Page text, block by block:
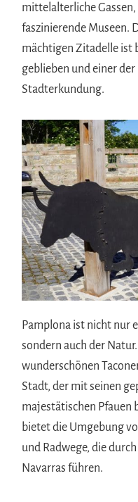
mittelalterliche
faszinierende Museen.
mächtigen Zitadelle ist
geblieben und einer
Stadterkundung.
Pamplona ist nicht nur
sondern auch der
wunderschönen
Stadt, der mit seinen
majestätischen Pfauen
bietet die Umgebung
und Radwege, die
Navarras führen.